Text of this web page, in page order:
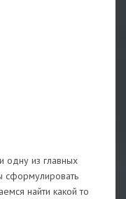
одну из главных
сформулировать
найти какой то